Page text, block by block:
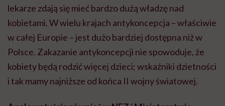
lekarze zdają się mieć bardzo dużą władzę nad
kobietami. W wielu krajach antykoncepcja – właściwie
w całej Europie – jest dużo bardziej dostępna niż w
Polsce. Zakazanie antykoncepcji nie spowoduje, że
kobiety będą rodzić więcej dzieci; wskaźniki dzietności
i tak mamy najniższe od końca II wojny światowej.